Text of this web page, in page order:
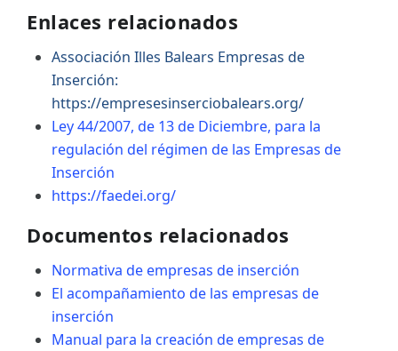
Enlaces relacionados
Associación Illes Balears Empresas de
Inserción:
https://empresesinserciobalears.org/
Ley 44/2007, de 13 de Diciembre, para la
regulación del régimen de las Empresas de
Inserción
https://faedei.org/
Documentos relacionados
Normativa de empresas de inserción
El acompañamiento de las empresas de
inserción
Manual para la creación de empresas de